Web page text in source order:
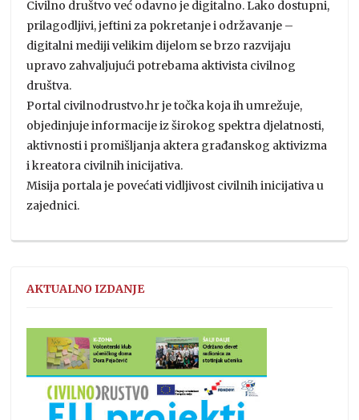
Civilno društvo već odavno je digitalno. Lako dostupni,
prilagodljivi, jeftini za pokretanje i održavanje –
digitalni mediji velikim dijelom se brzo razvijaju
upravo zahvaljujući potrebama aktivista civilnog
društva.
Portal civilnodrustvo.hr je točka koja ih umrežuje,
objedinjuje informacije iz širokog spektra djelatnosti,
aktivnosti i promišljanja aktera građanskog aktivizma
i kreatora civilnih inicijativa.
Misija portala je povećati vidljivost civilnih inicijativa u
zajednici.
AKTUALNO IZDANJE